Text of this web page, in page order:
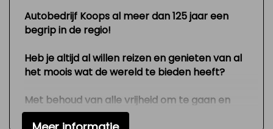
Voorstoelen verwarmd
Exterieur
Buitenspiegels elektrisch verstelbaar
Zijschuifdeur rechts
Autobedrijf Koops al meer dan 125 jaar een
begrip in de regio!
Heb je altijd al willen reizen en genieten van al
het moois wat de wereld te bieden heeft?
Met behoud van alle vrijheid om te gaan en
staan waar je wilt?